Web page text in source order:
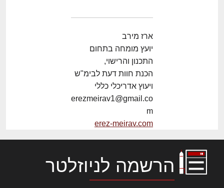
ארז מירב
יועץ מומחה בתחום
התכנון והרישוי,
הכנת חוות דעת לבימ"ש
ויעוץ אדריכלי כללי
erezmeirav1@gmail.co
m
erez-meirav.com
הרשמה לניוזלטר